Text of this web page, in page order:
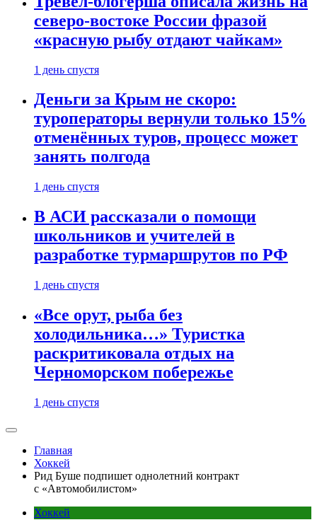
северо-востоке России фразой
«красную рыбу отдают чайкам»
1 день спустя
Деньги за Крым не скоро:
туроператоры вернули только 15%
отменённых туров, процесс может
занять полгода
1 день спустя
В АСИ рассказали о помощи
школьников и учителей в
разработке турмаршрутов по РФ
1 день спустя
«Все орут, рыба без
холодильника…» Туристка
раскритиковала отдых на
Черноморском побережье
1 день спустя
Главная
Хоккей
Рид Буше подпишет однолетний контракт
с «Автомобилистом»
Хоккей